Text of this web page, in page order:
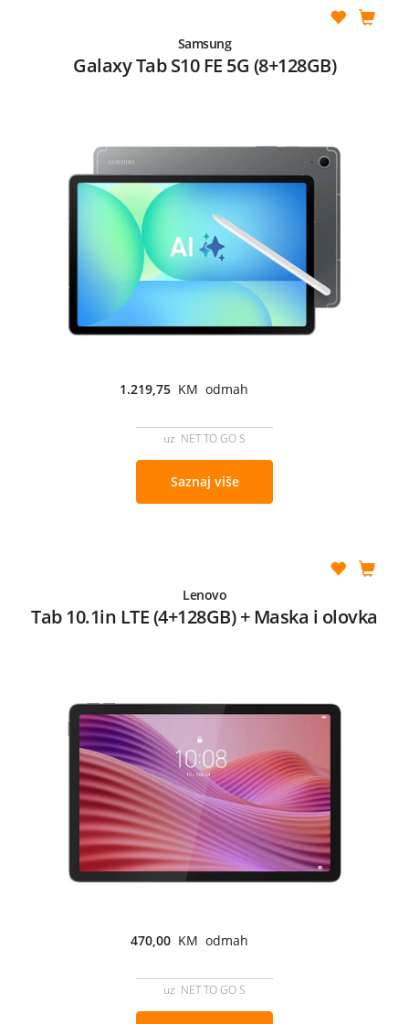
Samsung
Galaxy Tab S10 FE 5G (8+128GB)
1.219,75 KM odmah
uz NET TO GO S
Saznaj više
Lenovo
Tab 10.1in LTE (4+128GB) + Maska i olovka
470,00 KM odmah
uz NET TO GO S